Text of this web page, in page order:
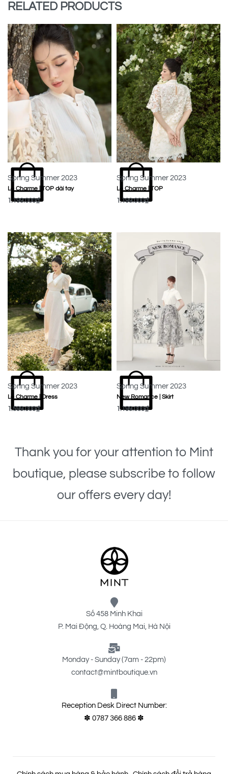
RELATED PRODUCTS
Spring Summer 2023
Le Charme | TOP dài tay
1.199.000₫
Spring Summer 2023
Le Charme | TOP
1.199.000₫
Spring Summer 2023
Le Charme | Dress
1.599.000₫
Spring Summer 2023
New Romance | Skirt
1.199.000₫
Thank you for your attention to Mint
boutique, please subscribe to follow
our offers every day!
Số 458 Minh Khai
P. Mai Động, Q. Hoàng Mai, Hà Nội
Monday - Sunday (7am - 22pm)
contact@mintboutique.vn
Reception Desk Direct Number:
✽ 0787 366 886 ✽